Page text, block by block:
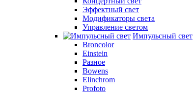
Эффектный свет
Модификаторы света
Управление светом
Импульсный свет
Broncolor
Einstein
Разное
Bowens
Elinchrom
Profoto